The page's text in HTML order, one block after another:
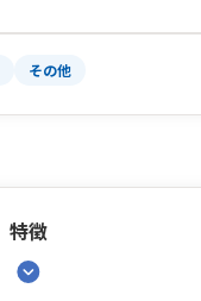
その他
特徴